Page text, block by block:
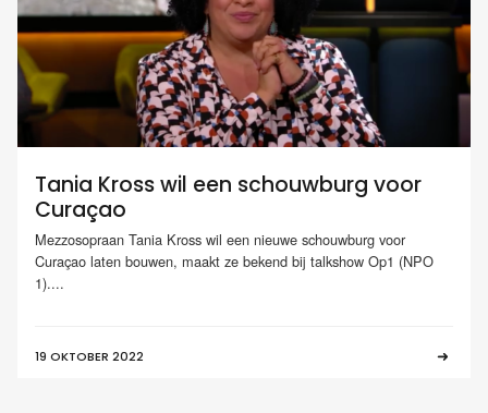
Tania Kross wil een schouwburg voor
Curaçao
Mezzosopraan Tania Kross wil een nieuwe schouwburg voor
Curaçao laten bouwen, maakt ze bekend bij talkshow Op1 (NPO
1)....
19 OKTOBER 2022